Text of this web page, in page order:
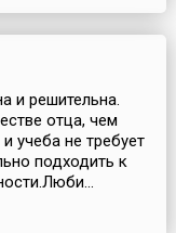
и решительна.
отца, чем
учеба не требует
подходить к